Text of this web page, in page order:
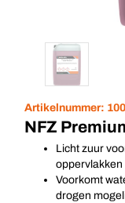
Artikelnummer:
NFZ
Licht zuur
Voorkomt
drogen